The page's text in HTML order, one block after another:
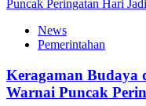
News
Pemerintahan
Keragaman Budaya
Warnai Puncak